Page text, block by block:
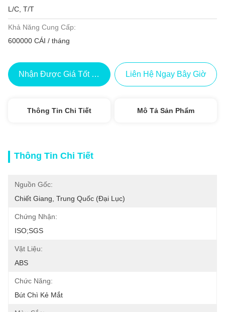
L/C, T/T
Khả Năng Cung Cấp:
600000 CÁI / tháng
Nhận Được Giá Tốt Nhất Liên Hệ Ngay Bây Giờ
Thông Tin Chi Tiết Mô Tả Sản Phẩm
Thông Tin Chi Tiết
Nguồn Gốc:
Chiết Giang, Trung Quốc (đại Lục)
Chứng Nhận:
ISO;SGS
Vật Liệu:
ABS
Chức Năng:
Bút Chì Kẻ Mắt